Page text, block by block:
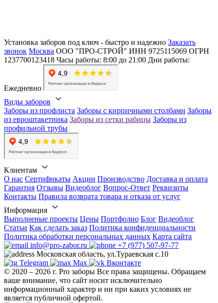
Установка заборов под ключ - быстро и надежно Заказать
звонок Москва ООО "ПРО-СТРОЙ" ИНН 9725115069 ОГРН
1237700123418 Часы работы: 8:00 до 21:00 Дни работы:
Ежедневно
Виды заборов
Заборы из профлиста Заборы с кирпичными столбами Заборы
из евроштакетника Заборы из сетки рабицы Заборы из
профильной трубы
Клиентам
О нас Сертификаты Акции Производство Доставка и оплата
Гарантия Отзывы Видеоблог Вопрос-Ответ Реквизиты
Контакты Правила возврата товара и отказа от услуг
Информация
Выполненые проекты Цены Портфолио Блог Видеоблог
Статьи Как сделать заказ Политика конфиденциальности
Политика обработки персональных данных Карта сайта
info@pro-zabor.ru
+7 (977) 507-97-77
Московская область, ул.Тураевская с.10
Telegram
Max
Вконтакте
© 2020 – 2026 г. Pro заборы Все права защищены. Обращаем
ваше внимание, что сайт носит исключительно
информационный характер и ни при каких условиях не
является публичной офертой.